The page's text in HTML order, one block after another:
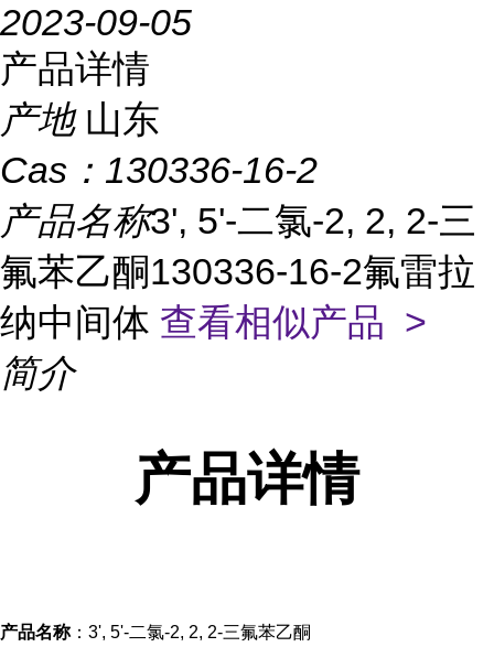
2023-09-05
产品详情
产地 山东
Cas： 130336-16-2
产品名称3', 5'-二氯-2, 2, 2-三
氟苯乙酮130336-16-2氟雷拉
纳中间体 查看相似产品 >
简介
产品详情
产品名称：3', 5'-二氯-2, 2, 2-三氟苯乙酮